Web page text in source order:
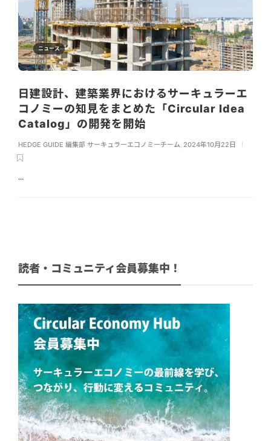
ニュース
日建設計、建築業界におけるサーキュラーエ
コノミーの知見をまとめた「Circular Idea
Catalog」の開発を開始
HEDGE GUIDE 編集部 サーキュラーエコノミーチーム, 2024年10月22日
...
読者・コミュニティ会員募集中！